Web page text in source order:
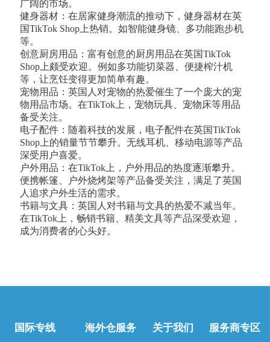
广阔的市场。
健身器材：在居家健身潮流的推动下，健身器材在英
国TikTok Shop上热销。如智能健身镜、多功能跑步机
等。
创意厨房用品：富有创意的厨房用品在英国TikTok
Shop上颇受欢迎。例如多功能切菜器、便捷榨汁机
等，让烹饪变得更加简单有趣。
宠物用品：英国人对宠物的热爱催生了一个庞大的宠
物用品市场。在TikTok上，宠物玩具、宠物床等用品
备受关注。
电子配件：随着科技的发展，电子配件在英国TikTok
Shop上的销量节节攀升。无线耳机、移动电源等产品
深受用户喜爱。
户外用品：在TikTok上，户外用品的热度逐渐攀升。
便携帐篷、户外烧烤架等产品备受关注，满足了英国
人追求户外生活的需求。
书籍与文具：英国人对书籍与文具的热爱不减当年。
在TikTok上，畅销书籍、精美文具等产品深受欢迎，
成为消费者的心头好。
国际专线 海外仓服务 关于我们 服务商专区